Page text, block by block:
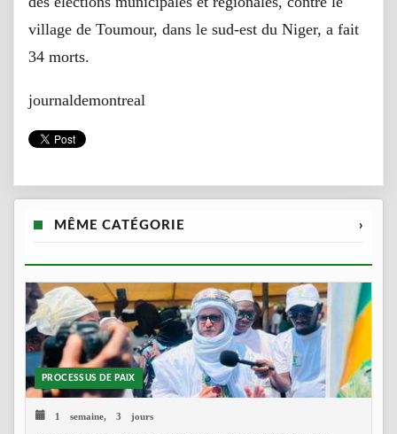
village de Toumour, dans le sud-est du Niger, a fait
34 morts.
journaldemontreal
MÊME CATÉGORIE ›
PROCESSUS DE PAIX
1 semaine, 3 jours